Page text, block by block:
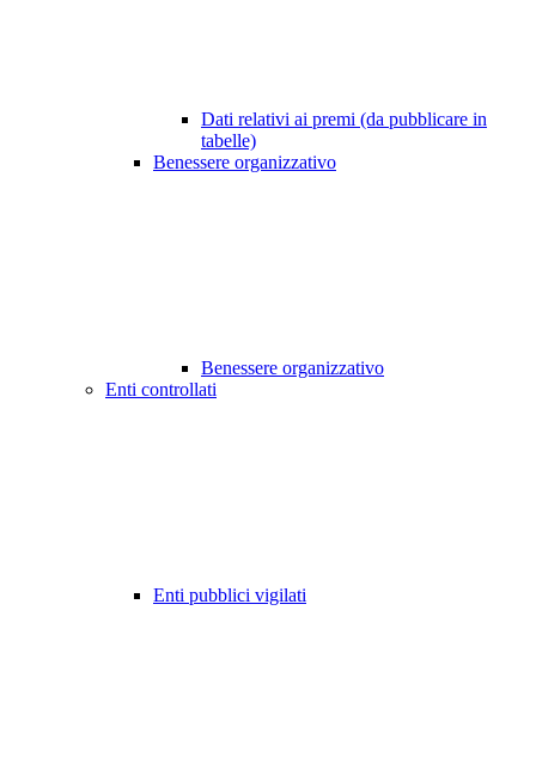
Dati relativi ai premi (da pubblicare in
tabelle)
Benessere organizzativo
Benessere organizzativo
Enti controllati
Enti pubblici vigilati